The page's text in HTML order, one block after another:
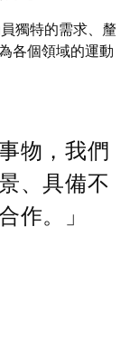
獨特的需求、釐
各個領域的運動
物，我們
、具備不
作。」